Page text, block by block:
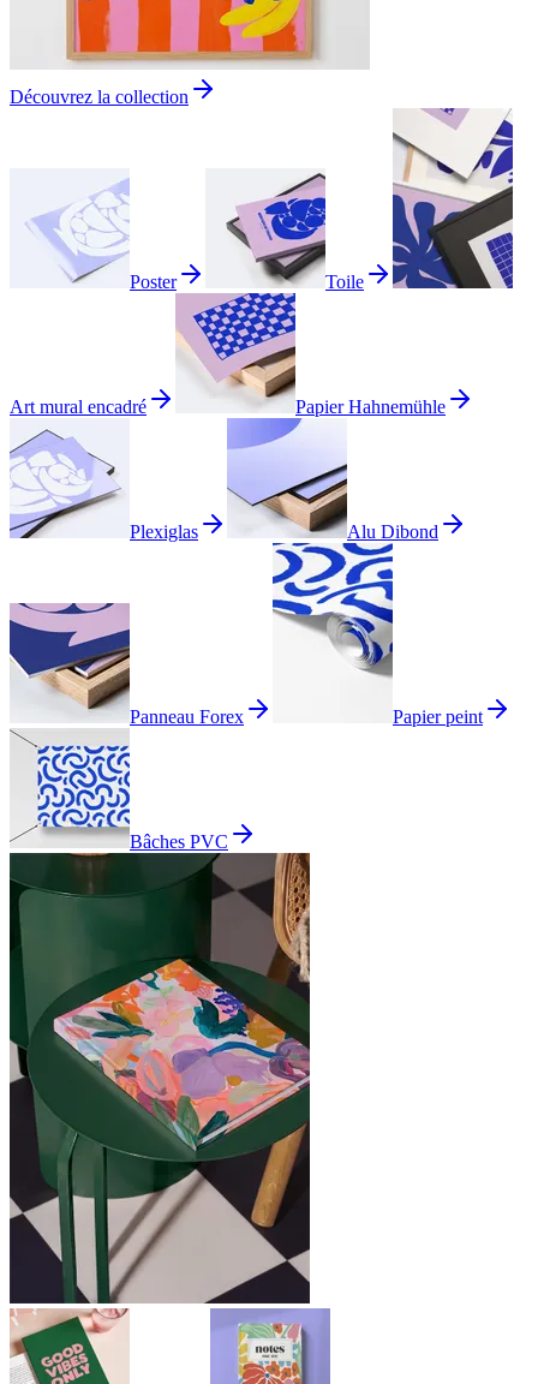
Découvrez la collection
Poster Toile
Art mural encadré Papier Hahnemühle
Plexiglas Alu Dibond
Panneau Forex Papier peint
Bâches PVC